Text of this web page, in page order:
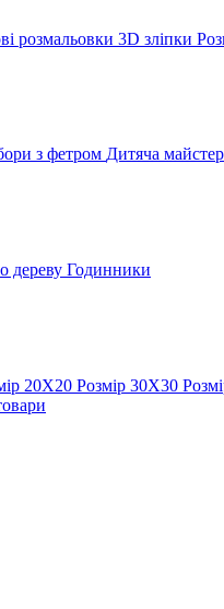
розмальовки 3D зліпки
з фетром Дитяча
дереву Годинники
20Х20 Розмір 30Х30